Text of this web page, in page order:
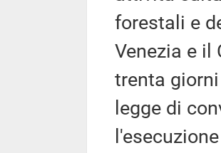
forestali e
Venezia e il
trenta
legge di